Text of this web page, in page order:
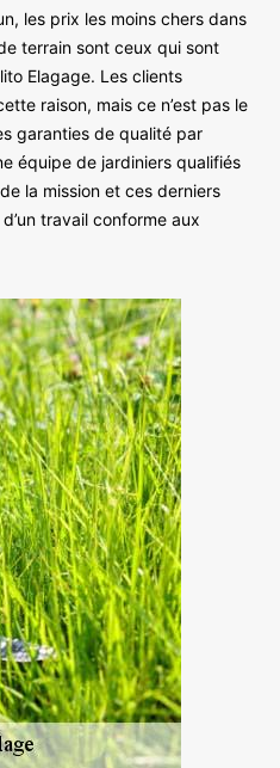
les prix les moins chers dans
terrain sont ceux qui sont
Elagage. Les clients
raison, mais ce n’est pas le
garanties de qualité par
équipe de jardiniers qualifiés
la mission et ces derniers
travail conforme aux